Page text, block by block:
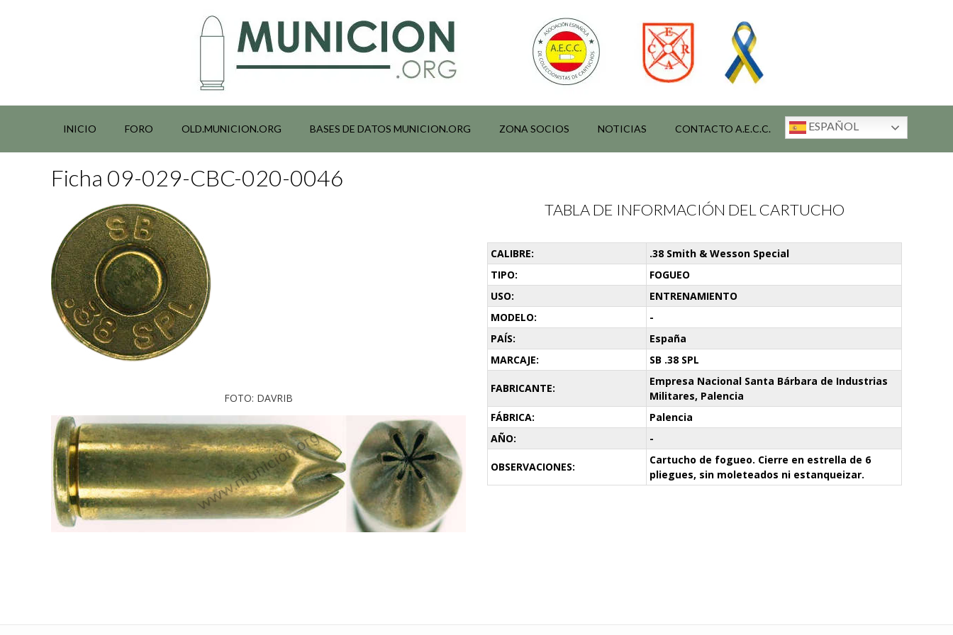
INICIO FORO OLD.MUNICION.ORG BASES DE DATOS MUNICION.ORG ZONA SOCIOS NOTICIAS CONTACTO A.E.C.C. ESPAÑOL
Ficha 09-029-CBC-020-0046
FOTO: DAVRIB
TABLA DE INFORMACIÓN DEL CARTUCHO
CALIBRE:
.38 Smith & Wesson Special
TIPO:
FOGUEO
USO:
ENTRENAMIENTO
MODELO:
-
PAÍS:
España
MARCAJE:
SB .38 SPL
FABRICANTE:
Empresa Nacional Santa Bárbara de Industrias
Militares, Palencia
FÁBRICA:
Palencia
AÑO:
-
OBSERVACIONES:
Cartucho de fogueo. Cierre en estrella de 6
pliegues, sin moleteados ni estanqueizar.